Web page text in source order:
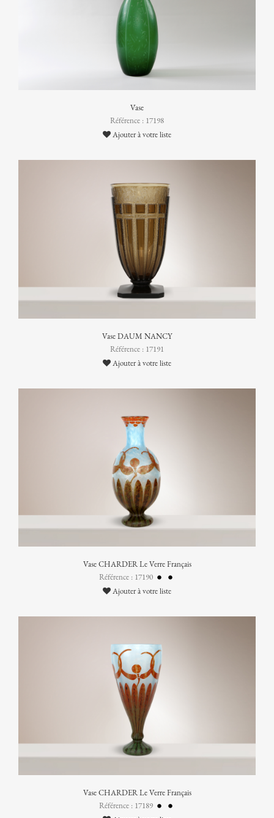
Vase
Référence : 17198
Ajouter à votre liste
Vase DAUM NANCY
Référence : 17191
Ajouter à votre liste
Vase CHARDER Le Verre Français
Référence : 17190
Ajouter à votre liste
Vase CHARDER Le Verre Français
Référence : 17189